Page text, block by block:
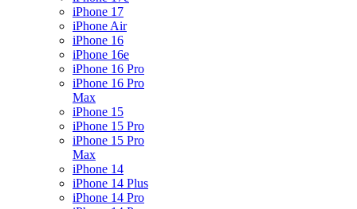
iPhone 17
iPhone Air
iPhone 16
iPhone 16e
iPhone 16 Pro
iPhone 16 Pro
Max
iPhone 15
iPhone 15 Pro
iPhone 15 Pro
Max
iPhone 14
iPhone 14 Plus
iPhone 14 Pro